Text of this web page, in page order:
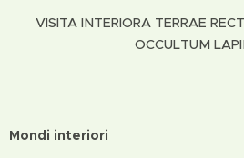
VISITA INTERIORA TERRAE
OCCULTUM
Mondi interiori